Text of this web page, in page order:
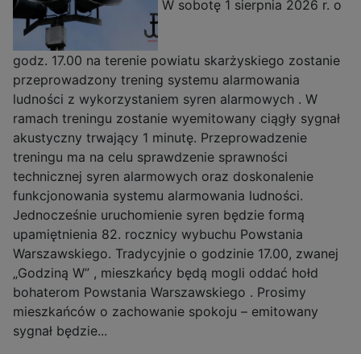
W sobotę 1 sierpnia 2026 r. o
godz. 17.00 na terenie powiatu skarżyskiego zostanie
przeprowadzony trening systemu alarmowania
ludności z wykorzystaniem syren alarmowych . W
ramach treningu zostanie wyemitowany ciągły sygnał
akustyczny trwający 1 minutę. Przeprowadzenie
treningu ma na celu sprawdzenie sprawności
technicznej syren alarmowych oraz doskonalenie
funkcjonowania systemu alarmowania ludności.
Jednocześnie uruchomienie syren będzie formą
upamiętnienia 82. rocznicy wybuchu Powstania
Warszawskiego. Tradycyjnie o godzinie 17.00, zwanej
„Godziną W” , mieszkańcy będą mogli oddać hołd
bohaterom Powstania Warszawskiego . Prosimy
mieszkańców o zachowanie spokoju – emitowany
sygnał będzie...